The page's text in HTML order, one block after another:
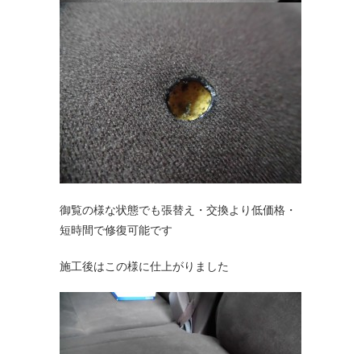
御覧の様な状態でも張替え・交換より低価格・
短時間で修復可能です
施工後はこの様に仕上がりました